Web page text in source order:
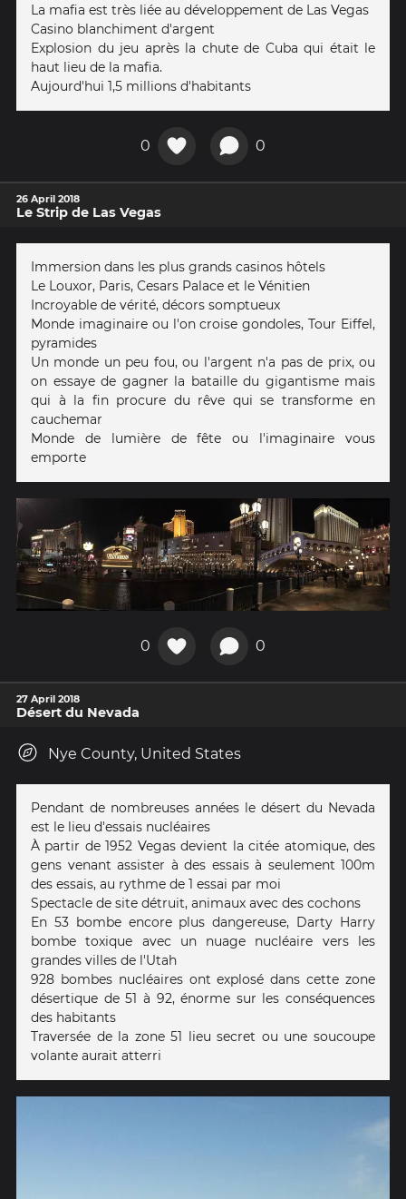
La mafia est très liée au développement de Las Vegas
Casino blanchiment d'argent
Explosion du jeu après la chute de Cuba qui était le
haut lieu de la mafia.
Aujourd'hui 1,5 millions d'habitants
0 0
26 April 2018
Le Strip de Las Vegas
Immersion dans les plus grands casinos hôtels
Le Louxor, Paris, Cesars Palace et le Vénitien
Incroyable de vérité, décors somptueux
Monde imaginaire ou l'on croise gondoles, Tour Eiffel,
pyramides
Un monde un peu fou, ou l'argent n'a pas de prix, ou
on essaye de gagner la bataille du gigantisme mais
qui à la fin procure du rêve qui se transforme en
cauchemar
Monde de lumière de fête ou l'imaginaire vous
emporte
0 0
27 April 2018
Désert du Nevada
Nye County, United States
Pendant de nombreuses années le désert du Nevada
est le lieu d'essais nucléaires
À partir de 1952 Vegas devient la citée atomique, des
gens venant assister à des essais à seulement 100m
des essais, au rythme de 1 essai par moi
Spectacle de site détruit, animaux avec des cochons
En 53 bombe encore plus dangereuse, Darty Harry
bombe toxique avec un nuage nucléaire vers les
grandes villes de l'Utah
928 bombes nucléaires ont explosé dans cette zone
désertique de 51 à 92, énorme sur les conséquences
des habitants
Traversée de la zone 51 lieu secret ou une soucoupe
volante aurait atterri